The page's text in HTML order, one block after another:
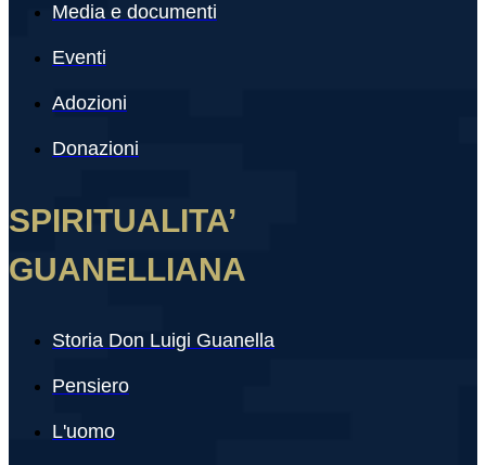
Media e documenti
Eventi
Adozioni
Donazioni
SPIRITUALITA’
GUANELLIANA
Storia Don Luigi Guanella
Pensiero
L'uomo